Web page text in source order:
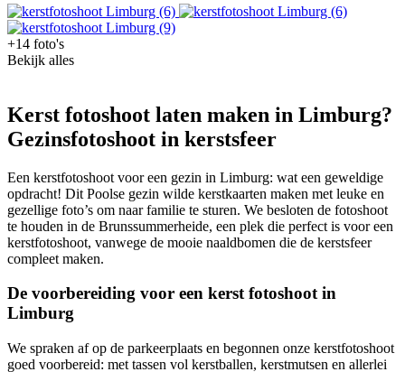
+14 foto's
Bekijk alles
Kerst fotoshoot laten maken in Limburg?
Gezinsfotoshoot in kerstsfeer
Een kerstfotoshoot voor een gezin in Limburg: wat een geweldige
opdracht! Dit Poolse gezin wilde kerstkaarten maken met leuke en
gezellige foto’s om naar familie te sturen. We besloten de fotoshoot
te houden in de Brunssummerheide, een plek die perfect is voor een
kerstfotoshoot, vanwege de mooie naaldbomen die de kerstsfeer
compleet maken.
De voorbereiding voor een kerst fotoshoot in
Limburg
We spraken af op de parkeerplaats en begonnen onze kerstfotoshoot
goed voorbereid: met tassen vol kerstballen, kerstmutsen en allerlei